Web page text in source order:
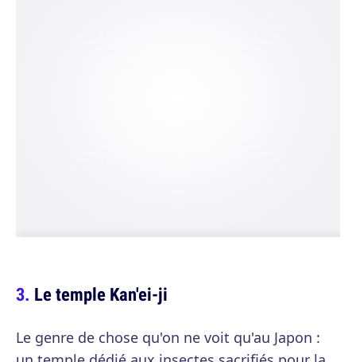
Le temple Kan'ei-ji
Le genre de chose qu'on ne voit qu'au Japon :